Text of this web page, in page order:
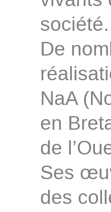
société.
De
NaA
en
de
Ses
des